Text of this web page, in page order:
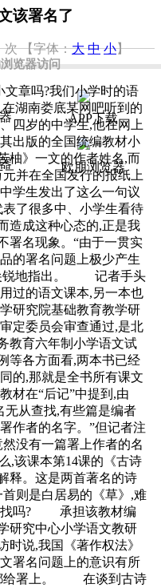
览器访问
APP下载
欧朋浏览器
该署名了
次 【字体：大 中 小】
文章吗?我们小学时的语
湖南娄底某网吧听到的
四岁的中学生,他在网上
出版的全国统编教材小
柚》一文的作者姓名,而
并在全国发行的报纸上
学生发出了这么一句议
了很多中、小学生看待
造成这种心态的,正是我
署名现象。“由于一贯实
的署名问题上极少产生
锐地指出。 记者手头
过的语文课本,另一本也
研究院基础教育教学研
定委员会审查通过,是北
教育六年制小学语文试
等各方面看,两本书已经
的,那就是全书所有课文
在“后记”中提到,由
无从查找,有些篇是编者
作者的名字。”但记者注
没有一篇署上作者的名
,该课本第14课的《古诗
释。这是两首著名的诗
则是白居易的《草》,难
找吗? 承担该教材编
研究中心小学语文教研
时说,我国《著作权法》
署名问题上的意识有所
给署上。 在谈到古诗